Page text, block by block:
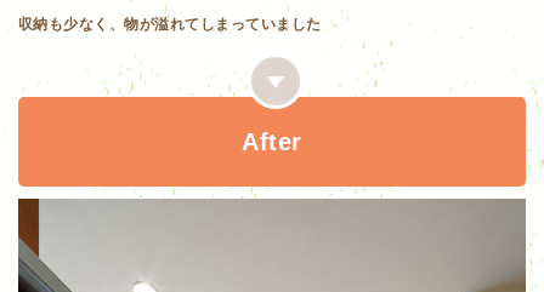
収納も少なく、物が溢れてしまっていました
After